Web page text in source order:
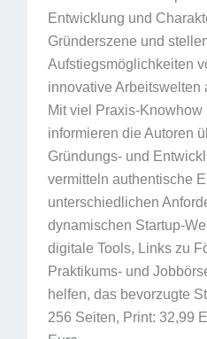
Entwicklung und
Gründerszene und
Aufstiegsmöglichkeiten
innovative Arbeitswelten
Mit viel Praxis-
informieren die Autoren
Gründungs- und
vermitteln authentische
unterschiedlichen
dynamischen Startup-
digitale Tools, Links zu
Praktikums- und
helfen, das bevorzugte
256 Seiten, Print: 32,99